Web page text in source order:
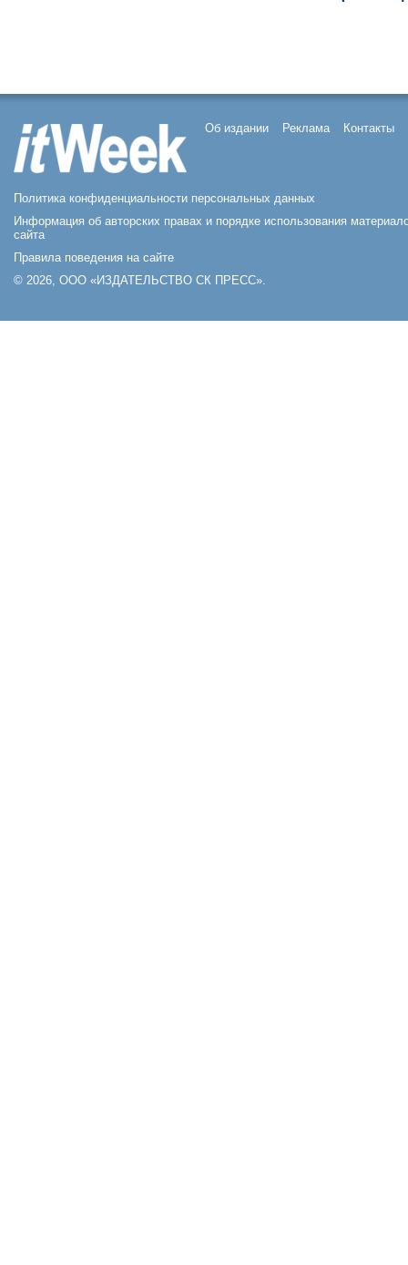
Об издании Реклама Контакты
Политика конфиденциальности персональных данных
Информация об авторских правах и порядке использования
сайта
Правила поведения на сайте
© 2026, ООО «ИЗДАТЕЛЬСТВО СК ПРЕСС».